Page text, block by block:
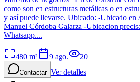
como son en estructuras metálicas o en
y así puede llevarse. Ubicado: -Ubicado en
Manuel Córdoba Galarza -Ubicacion
Whatsapp....
480 m² 9 ago. 20
Contactar Ver detalles